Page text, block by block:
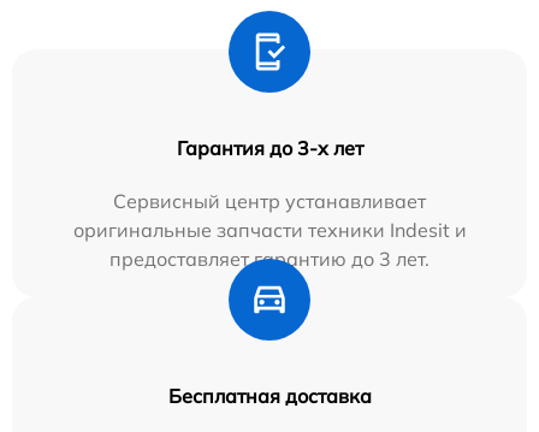
Гарантия до 3-х лет
Сервисный центр устанавливает
оригинальные запчасти техники Indesit и
предоставляет гарантию до 3 лет.
Бесплатная доставка